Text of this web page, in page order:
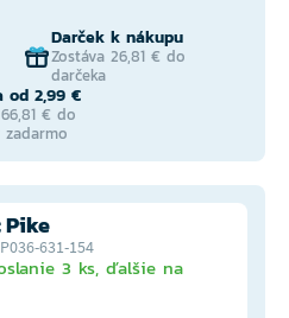
Darček k nákupu
Zostáva 26,81 € do
darčeka
od 2,99 €
€ do
Pike
631-154
3 ks, ďalšie na